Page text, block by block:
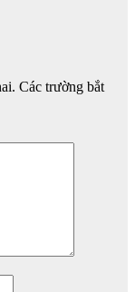
Các trường bắt